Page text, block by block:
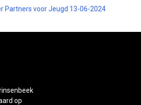
Partners voor Jeugd 13-06-2024
op